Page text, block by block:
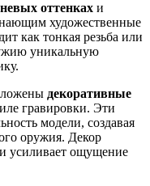
оттенках и
художественные
как тонкая резьба или
уникальную
декоративные
гравировки. Эти
модели, создавая
оружия. Декор
усиливает ощущение